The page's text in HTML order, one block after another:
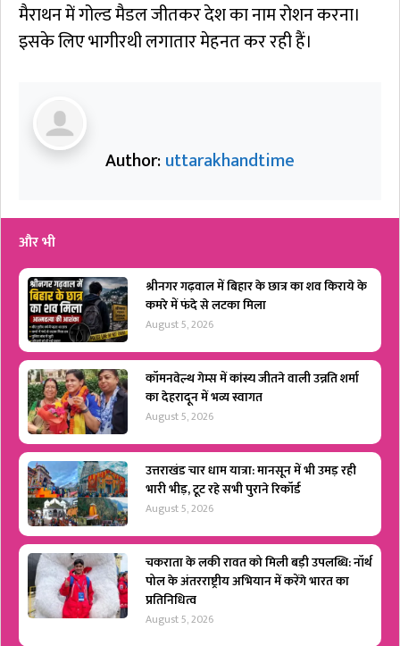
मैराथन में गोल्ड मैडल जीतकर देश का नाम रोशन करना।
इसके लिए भागीरथी लगातार मेहनत कर रही हैं।
Author:uttarakhandtime
और भी
श्रीनगर गढ़वाल में बिहार के छात्र का शव किराये के
कमरे में फंदे से लटका मिला
August 5, 2026
कॉमनवेल्थ गेम्स में कांस्य जीतने वाली उन्नति शर्मा
का देहरादून में भव्य स्वागत
August 5, 2026
उत्तराखंड चार धाम यात्रा: मानसून में भी उमड़ रही
भारी भीड़, टूट रहे सभी पुराने रिकॉर्ड
August 5, 2026
चकराता के लकी रावत को मिली बड़ी उपलब्धि: नॉर्थ
पोल के अंतरराष्ट्रीय अभियान में करेंगे भारत का
प्रतिनिधित्व
August 5, 2026